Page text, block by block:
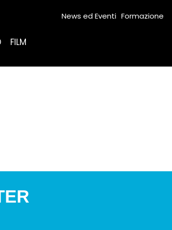
FILM
News ed Eventi Formazione